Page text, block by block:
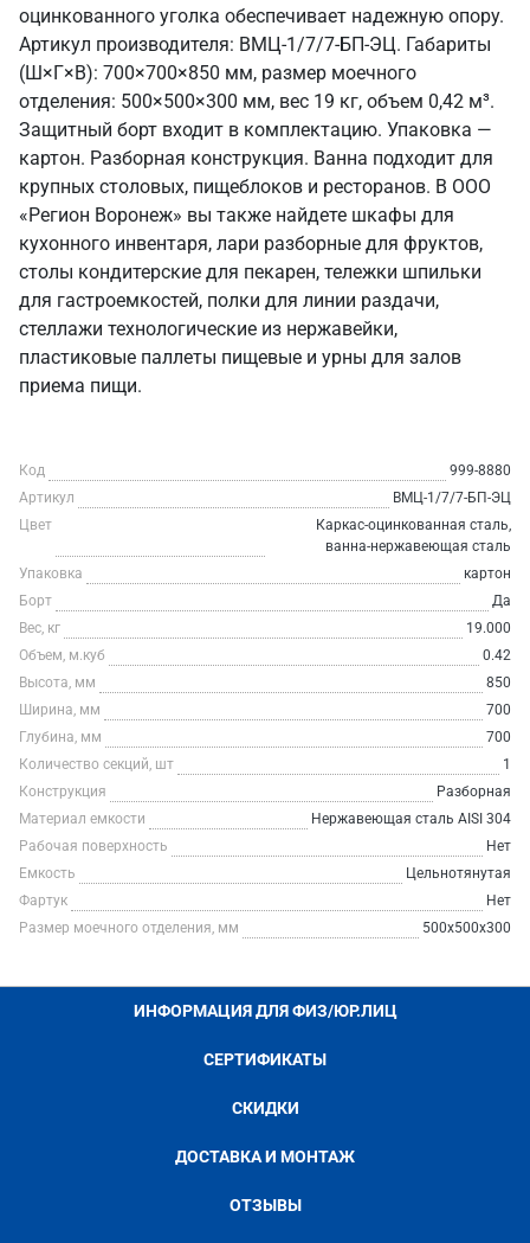
оцинкованного уголка обеспечивает надежную опору.
Артикул производителя: ВМЦ-1/7/7-БП-ЭЦ. Габариты
(Ш×Г×В): 700×700×850 мм, размер моечного
отделения: 500×500×300 мм, вес 19 кг, объем 0,42 м³.
Защитный борт входит в комплектацию. Упаковка —
картон. Разборная конструкция. Ванна подходит для
крупных столовых, пищеблоков и ресторанов. В ООО
«Регион Воронеж» вы также найдете шкафы для
кухонного инвентаря, лари разборные для фруктов,
столы кондитерские для пекарен, тележки шпильки
для гастроемкостей, полки для линии раздачи,
стеллажи технологические из нержавейки,
пластиковые паллеты пищевые и урны для залов
приема пищи.
Код
999-8880
Артикул
ВМЦ-1/7/7-БП-ЭЦ
Цвет
Каркас-оцинкованная сталь,
ванна-нержавеющая сталь
Упаковка
картон
Борт
Да
Вес, кг
19.000
Объем, м.куб
0.42
Высота, мм
850
Ширина, мм
700
Глубина, мм
700
Количество секций, шт
1
Конструкция
Разборная
Материал емкости
Нержавеющая сталь AISI 304
Рабочая поверхность
Нет
Емкость
Цельнотянутая
Фартук
Нет
Размер моечного отделения, мм
500х500х300
ИНФОРМАЦИЯ ДЛЯ ФИЗ/ЮР.ЛИЦ
СЕРТИФИКАТЫ
СКИДКИ
ДОСТАВКА И МОНТАЖ
ОТЗЫВЫ